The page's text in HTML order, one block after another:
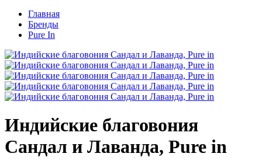
Главная
Бренды
Pure In
Индийские благовония
Сандал и Лаванда, Pure in